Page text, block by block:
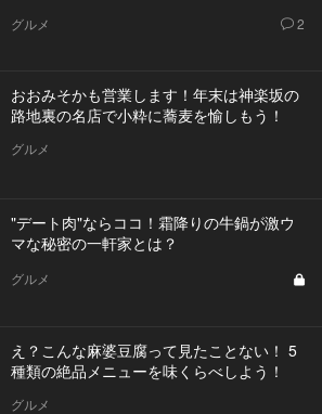
グルメ 2
おおみそかも営業します！年末は神楽坂の
路地裏の名店で小粋に蕎麦を愉しもう！
グルメ
"デート肉"ならココ！霜降りの牛鍋が激ウ
マな秘密の一軒家とは？
グルメ
え？こんな麻婆豆腐って見たことない！ 5
種類の絶品メニューを味くらべしよう！
グルメ